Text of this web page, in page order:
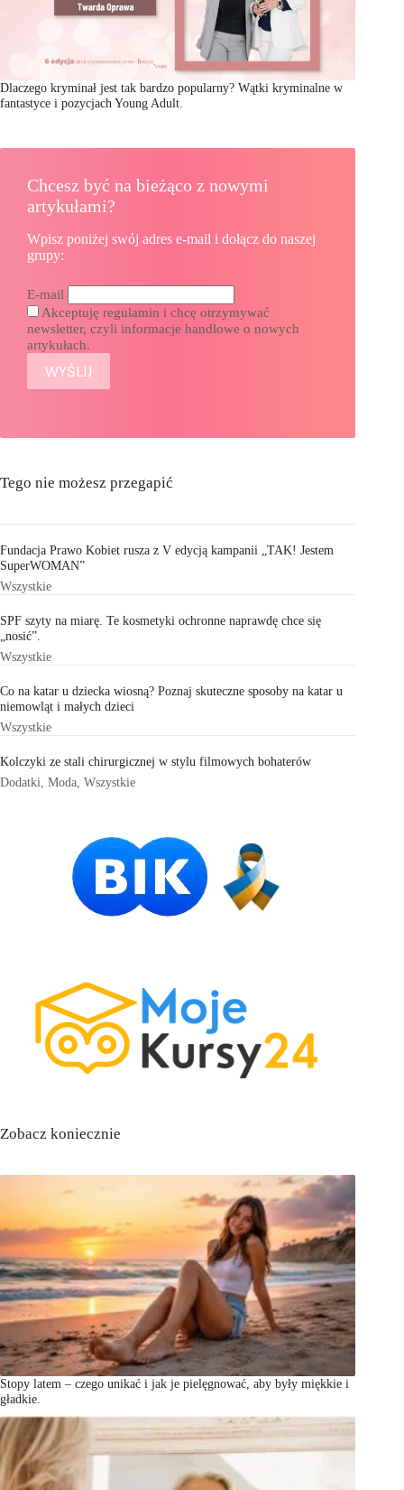
Dlaczego kryminał jest tak bardzo popularny? Wątki kryminalne w
fantastyce i pozycjach Young Adult.
Chcesz być na bieżąco z nowymi
artykułami?
Wpisz poniżej swój adres e-mail i dołącz do naszej
grupy:
E-mail
Akceptuję regulamin i chcę otrzymywać
newsletter, czyli informacje handlowe o nowych
artykułach.
Tego nie możesz przegapić
Fundacja Prawo Kobiet rusza z V edycją kampanii „TAK! Jestem
SuperWOMAN”
Wszystkie
SPF szyty na miarę. Te kosmetyki ochronne naprawdę chce się
„nosić”.
Wszystkie
Co na katar u dziecka wiosną? Poznaj skuteczne sposoby na katar u
niemowląt i małych dzieci
Wszystkie
Kolczyki ze stali chirurgicznej w stylu filmowych bohaterów
Dodatki Moda Wszystkie
Zobacz koniecznie
Stopy latem – czego unikać i jak je pielęgnować, aby były miękkie i
gładkie.